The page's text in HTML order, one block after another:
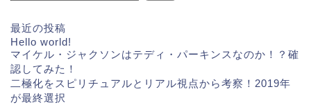
最近の投稿
Hello world!
マイケル・ジャクソンはテディ・パーキンスなのか！？確
認してみた！
二極化をスピリチュアルとリアル視点から考察！2019年
が最終選択